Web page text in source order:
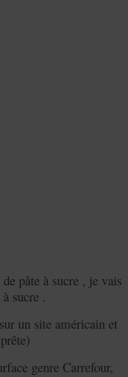
pâte à sucre , je vais
sucre .
un site américain et
genre Carrefour,